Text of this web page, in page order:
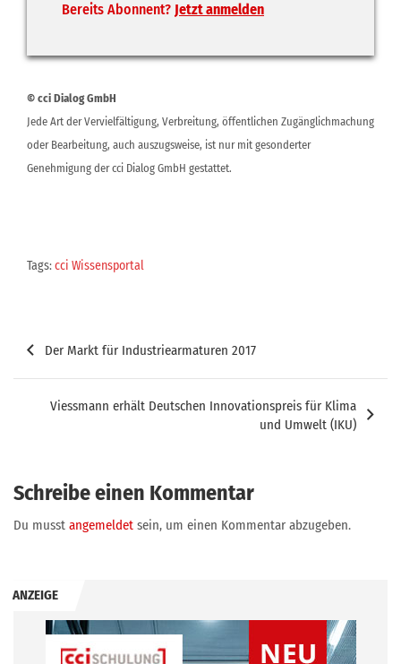
Bereits Abonnent? Jetzt anmelden
© cci Dialog GmbH
Jede Art der Vervielfältigung, Verbreitung, öffentlichen Zugänglichmachung
oder Bearbeitung, auch auszugsweise, ist nur mit gesonderter
Genehmigung der cci Dialog GmbH gestattet.
Tags:cci Wissensportal
Beitragsnavigation
Der Markt für Industriearmaturen 2017
Viessmann erhält Deutschen Innovationspreis für Klima
und Umwelt (IKU)
Schreibe einen Kommentar
Du musst angemeldet sein, um einen Kommentar abzugeben.
ANZEIGE